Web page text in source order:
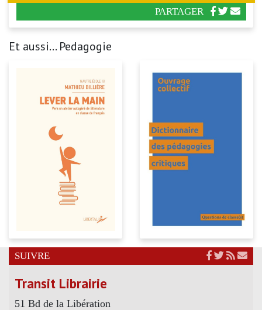
PARTAGER
Et aussi... Pedagogie
SUIVRE
Transit Librairie
51 Bd de la Libération